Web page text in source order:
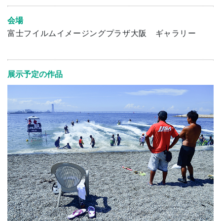
会場
富士フイルムイメージングプラザ大阪 ギャラリー
展示予定の作品